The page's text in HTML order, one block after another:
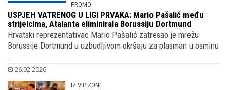
PROMO
USPJEH VATRENOG U LIGI PRVAKA: Mario Pašalić među
strijelcima, Atalanta eliminirala Borussiju Dortmund
Hrvatski reprezentativac Mario Pašalić zatresao je mrežu
Borussije Dortmund u uzbudljivom okršaju za plasman u osminu
..
26.02.2026
IZ VIP ZONE